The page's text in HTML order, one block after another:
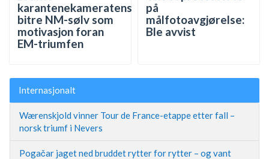
karantenekameratens
bitre NM-sølv som
motivasjon foran
EM-triumfen
på
målfotoavgjørelse:
Ble avvist
Internasjonalt
Wærenskjold vinner Tour de France-etappe etter fall –
norsk triumf i Nevers
Pogačar jaget ned bruddet rytter for rytter – og vant